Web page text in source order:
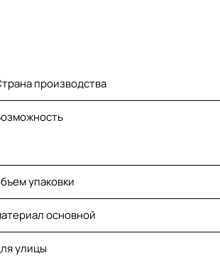
производства
упаковки
основной
улицы